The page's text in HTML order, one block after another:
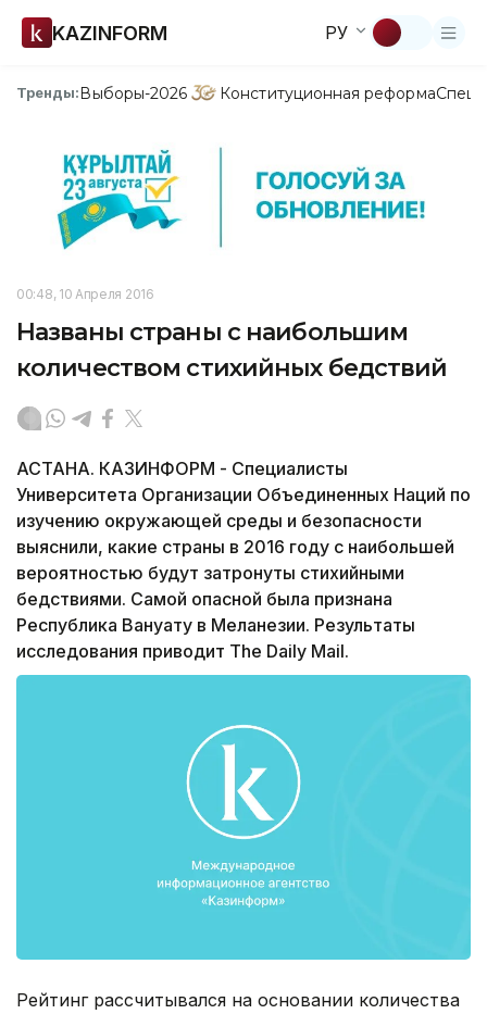
KAZINFORM РУ
Тренды:Выборы-2026 Конституционная реформа
00:48, 10 Апреля 2016
Названы страны с наибольшим
количеством стихийных бедствий
АСТАНА. КАЗИНФОРМ - Специалисты
Университета Организации Объединенных Наций по
изучению окружающей среды и безопасности
выяснили, какие страны в 2016 году с наибольшей
вероятностью будут затронуты стихийными
бедствиями. Самой опасной была признана
Республика Вануату в Меланезии. Результаты
исследования приводит The Daily Mail.
Рейтинг рассчитывался на основании количества